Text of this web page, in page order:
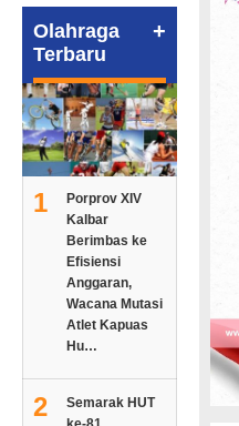
Olahraga
Terbaru
+
1
Porprov XIV
Kalbar
Berimbas ke
Efisiensi
Anggaran,
Wacana Mutasi
Atlet Kapuas
Hu…
2
Semarak HUT